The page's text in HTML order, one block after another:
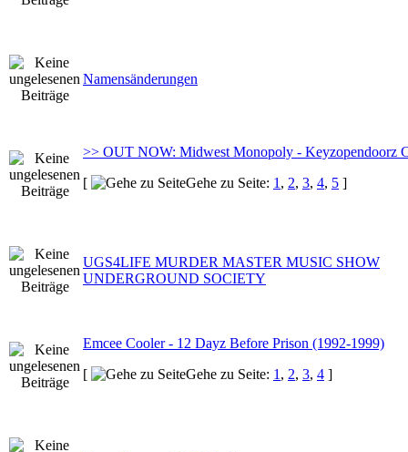
Namensänderungen
>> OUT NOW: Midwest Monopoly - Keyzopendoorz
[
Gehe zu Seite: 1 , 2, 3, 4, 5 ]
UGS4LIFE MURDER MASTER MUSIC SHOW
UNDERGROUND SOCIETY
Emcee Cooler - 12 Dayz Before Prison (1992-1999)
[
Gehe zu Seite: 1 , 2, 3, 4 ]